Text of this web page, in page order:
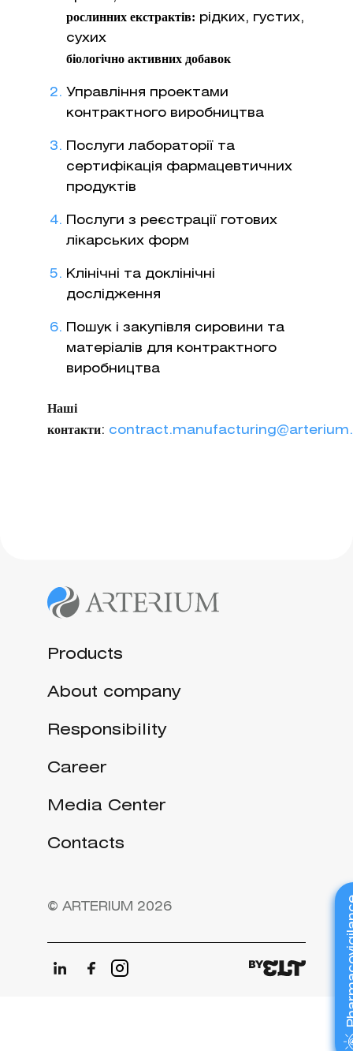
рослинних екстрактів: рідких, густих,
сухих
біологічно активних добавок
Управління проектами
контрактного виробництва
Послуги лабораторії та
сертифікація фармацевтичних
продуктів
Послуги з реєстрації готових
лікарських форм
Клінічні та доклінічні
дослідження
Пошук і закупівля сировини та
матеріалів для контрактного
виробництва
Наші
контакти:
Products
About company
Responsibility
Career
Media Center
Contacts
© ARTERIUM 2026